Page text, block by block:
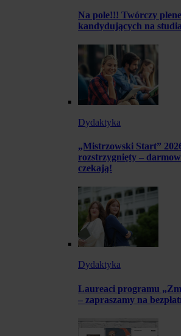
Na pole!!! Twórczy
kandydujących na
Dydaktyka
„Mistrzowski Start”
rozstrzygnięty –
czekają!
Dydaktyka
Laureaci programu
– zapraszamy na